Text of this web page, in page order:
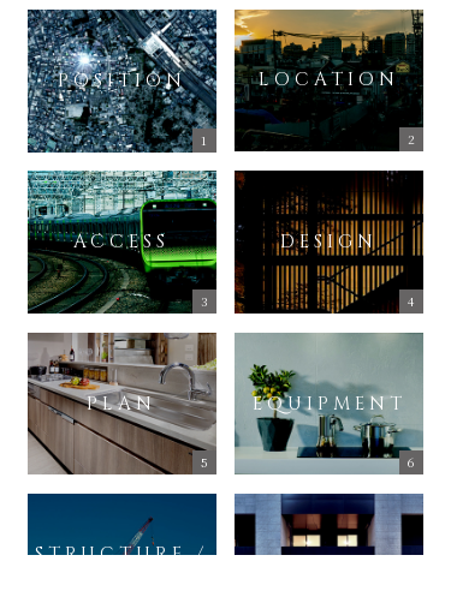
POSITION LOCATION
ACCESS DESIGN
PLAN EQUIPMENT
STRUCTURE /